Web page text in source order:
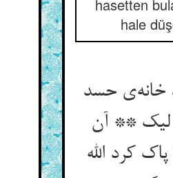
hasetten
hale
خانه‌‌ی حسد
لیک ** آن
کرد الله